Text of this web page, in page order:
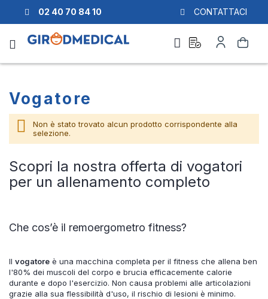
02 40 70 84 10 CONTATTACI
Cerca
preventivo
mio
Account
Vogatore
Non è stato trovato alcun prodotto corrispondente alla
selezione.
Scopri la nostra offerta di vogatori
per un allenamento completo
Che cos’è il remoergometro fitness?
Il vogatore è una macchina completa per il fitness che allena ben
l'80% dei muscoli del corpo e brucia efficacemente calorie
durante e dopo l'esercizio. Non causa problemi alle articolazioni
grazie alla sua flessibilità d'uso, il rischio di lesioni è minimo.